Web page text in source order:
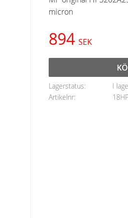
micron
894 SEK
Lagerstatus
I
Artikelnr